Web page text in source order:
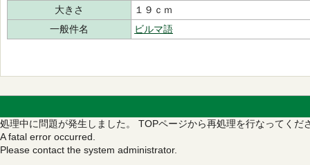
大きさ
１９ｃｍ
一般件名
ビルマ語
処理中に問題が発生しました。 TOPページから再処理を行なってくだ
A fatal error occurred.
Please contact the system administrator.